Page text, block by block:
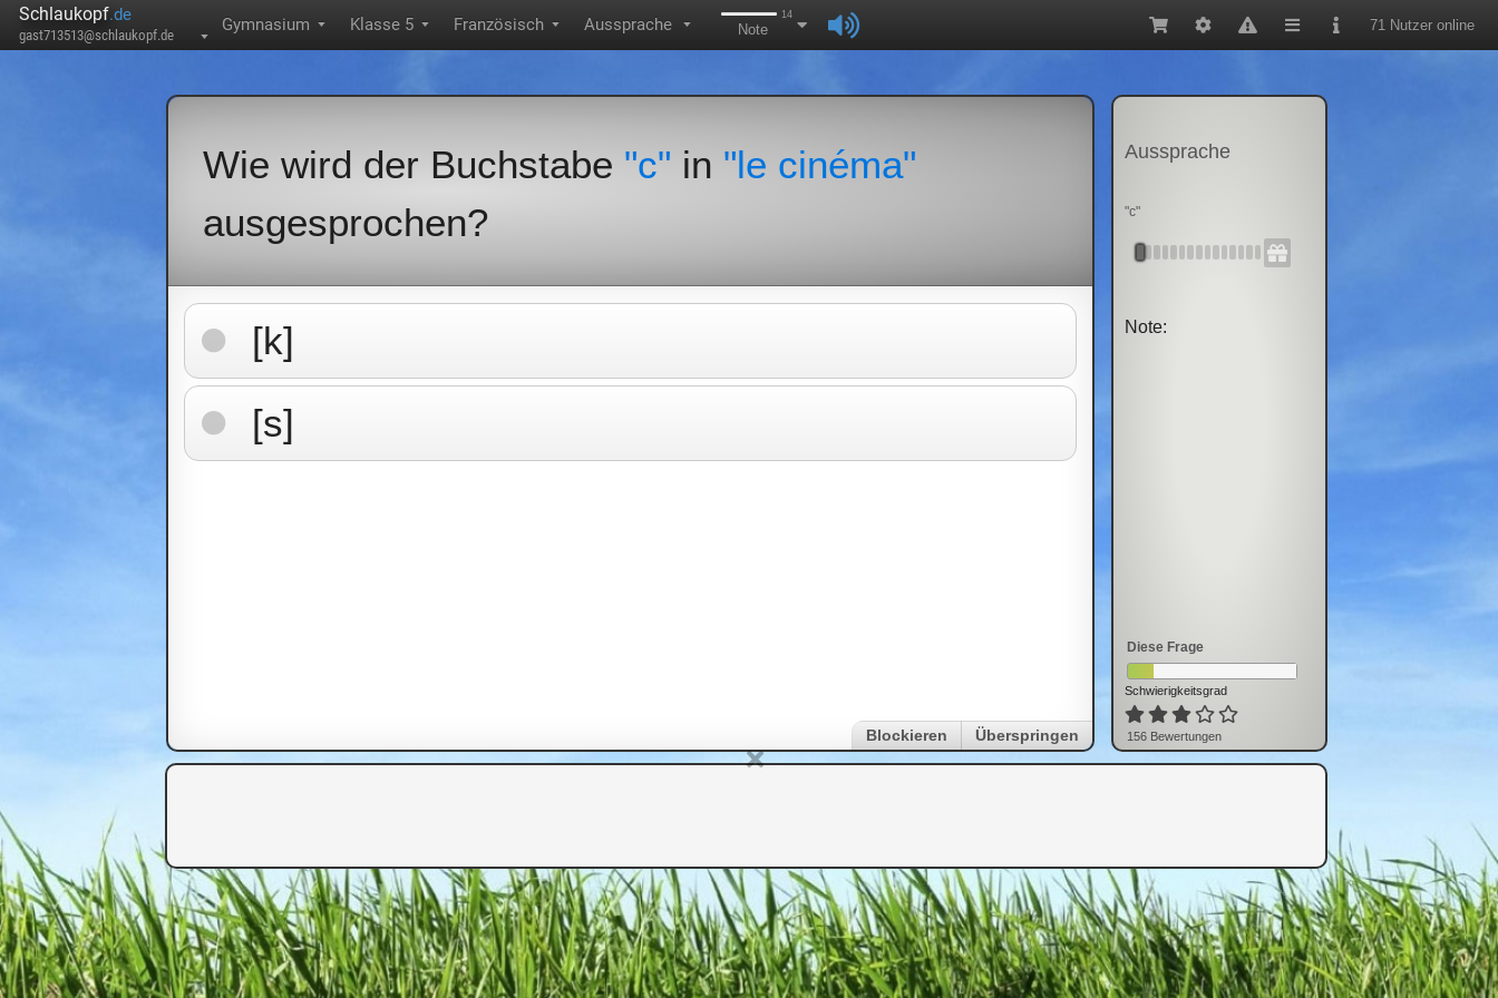
Schlaukopf.de
gast713513@schlaukopf.de ▼
Gymnasium ▼ Klasse 5 ▼ Französisch ▼ Aussprache ▼
14
Note 71 Nutzer online
Wie wird der Buchstabe "c" in "le cinéma"
ausgesprochen?
[k]
[s]
Blockieren Überspringen
Aussprache
"c"
Note:
Diese Frage
Schwierigkeitsgrad
156 Bewertungen